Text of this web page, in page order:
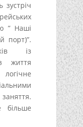
зустріч
” Наші
порт)”.
із
життя
більше